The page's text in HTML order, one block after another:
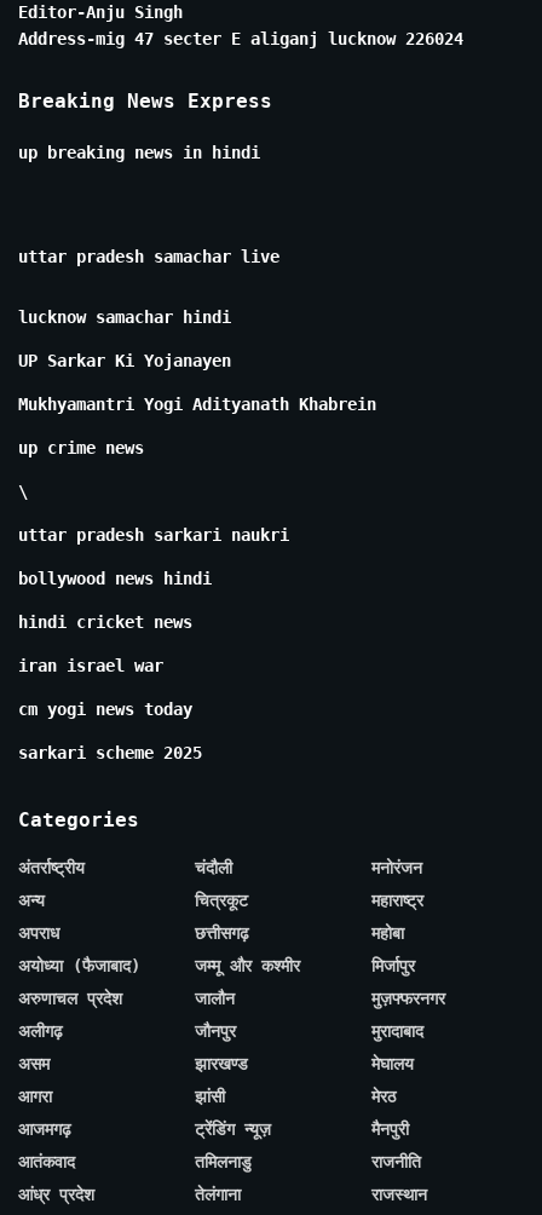
Editor-Anju Singh
Address-mig 47 secter E aliganj lucknow 226024
Breaking News Express
up breaking news in hindi
uttar pradesh samachar live
lucknow samachar hindi
UP Sarkar Ki Yojanayen
Mukhyamantri Yogi Adityanath Khabrein
up crime news
\
uttar pradesh sarkari naukri
bollywood news hindi
hindi cricket news
iran israel war
cm yogi news today
sarkari scheme 2025
Categories
अंतर्राष्ट्रीय
अन्य
अपराध
अयोध्या (फैजाबाद)
अरुणाचल प्रदेश
अलीगढ़
असम
आगरा
आजमगढ़
आतंकवाद
आंध्र प्रदेश
चंदौली
चित्रकूट
छत्तीसगढ़
जम्मू और कश्मीर
जालौन
जौनपुर
झारखण्ड
झांसी
ट्रेंडिंग न्यूज़
तमिलनाडु
तेलंगाना
मनोरंजन
महाराष्ट्र
महोबा
मिर्जापुर
मुज़फ्फरनगर
मुरादाबाद
मेघालय
मेरठ
मैनपुरी
राजनीति
राजस्थान